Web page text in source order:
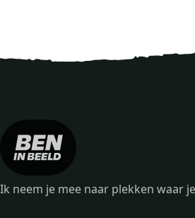
Ik neem je mee naar plekken waar